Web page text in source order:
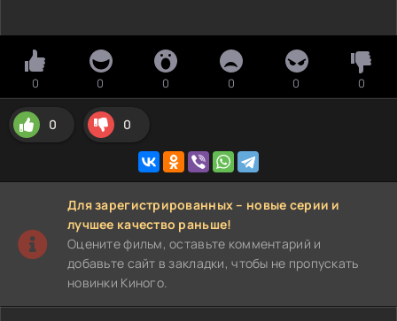
0 0 0 0 0 0
0 0
Для зарегистрированных – новые серии и
лучшее качество раньше!
Оцените фильм, оставьте комментарий и
добавьте сайт в закладки, чтобы не пропускать
новинки Киного.